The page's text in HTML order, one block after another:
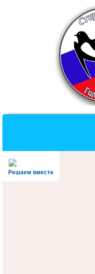
Наверх
Решаем вместе